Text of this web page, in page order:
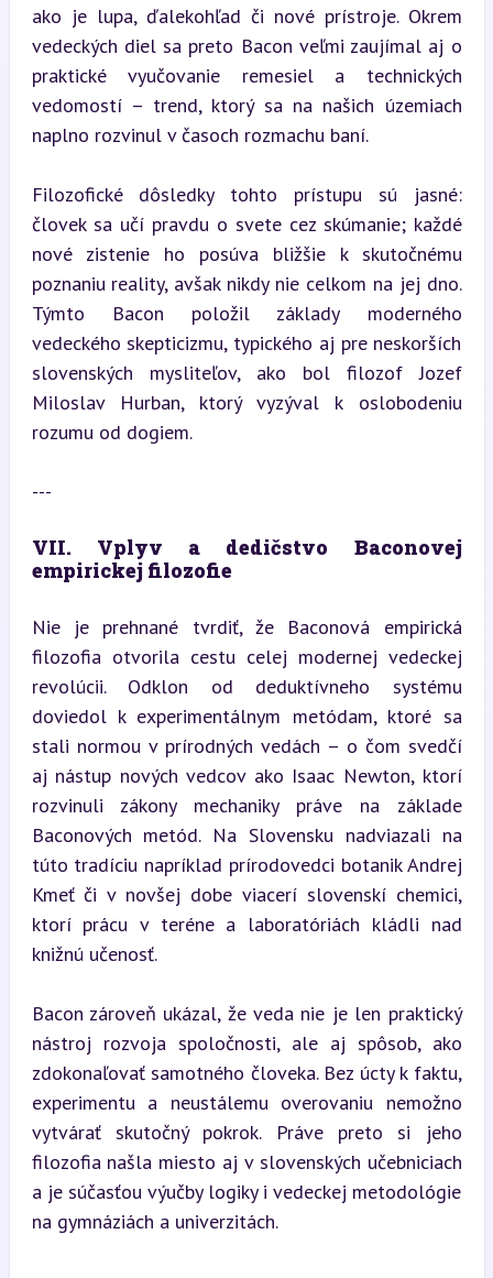
ako je lupa, ďalekohľad či nové prístroje. Okrem
vedeckých diel sa preto Bacon veľmi zaujímal aj o
praktické vyučovanie remesiel a technických
vedomostí – trend, ktorý sa na našich územiach
naplno rozvinul v časoch rozmachu baní.
Filozofické dôsledky tohto prístupu sú jasné:
človek sa učí pravdu o svete cez skúmanie; každé
nové zistenie ho posúva bližšie k skutočnému
poznaniu reality, avšak nikdy nie celkom na jej dno.
Týmto Bacon položil základy moderného
vedeckého skepticizmu, typického aj pre neskorších
slovenských mysliteľov, ako bol filozof Jozef
Miloslav Hurban, ktorý vyzýval k oslobodeniu
rozumu od dogiem.
---
VII. Vplyv a dedičstvo Baconovej
empirickej filozofie
Nie je prehnané tvrdiť, že Baconová empirická
filozofia otvorila cestu celej modernej vedeckej
revolúcii. Odklon od deduktívneho systému
doviedol k experimentálnym metódam, ktoré sa
stali normou v prírodných vedách – o čom svedčí
aj nástup nových vedcov ako Isaac Newton, ktorí
rozvinuli zákony mechaniky práve na základe
Baconových metód. Na Slovensku nadviazali na
túto tradíciu napríklad prírodovedci botanik Andrej
Kmeť či v novšej dobe viacerí slovenskí chemici,
ktorí prácu v teréne a laboratóriách kládli nad
knižnú učenosť.
Bacon zároveň ukázal, že veda nie je len praktický
nástroj rozvoja spoločnosti, ale aj spôsob, ako
zdokonaľovať samotného človeka. Bez úcty k faktu,
experimentu a neustálemu overovaniu nemožno
vytvárať skutočný pokrok. Práve preto si jeho
filozofia našla miesto aj v slovenských učebniciach
a je súčasťou výučby logiky i vedeckej metodológie
na gymnáziách a univerzitách.